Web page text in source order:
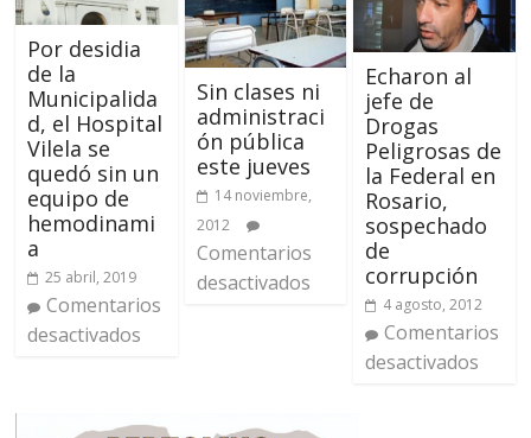
Por desidia
de la
Municipalida
d, el Hospital
Vilela se
quedó sin un
equipo de
hemodinami
a
25 abril, 2019
Comentarios
desactivados
Sin clases ni
administraci
ón pública
este jueves
14 noviembre,
2012
Comentarios
desactivados
Echaron al
jefe de
Drogas
Peligrosas de
la Federal en
Rosario,
sospechado
de
corrupción
4 agosto, 2012
Comentarios
desactivados